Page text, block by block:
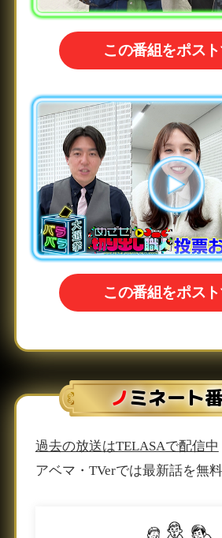
この番組をポス
この番組をポス
ノミネート
過去の放送はTELASAで配信中
アベマ・TVerでは最新話を無